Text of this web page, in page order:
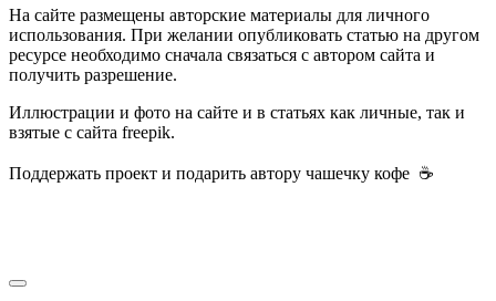
На сайте размещены авторские материалы для личного
использования. При желании опубликовать статью на другом
ресурсе необходимо сначала связаться с автором сайта и
получить разрешение.
Иллюстрации и фото на сайте и в статьях как личные, так и
взятые с сайта freepik.
Поддержать проект и подарить автору чашечку кофе ☕